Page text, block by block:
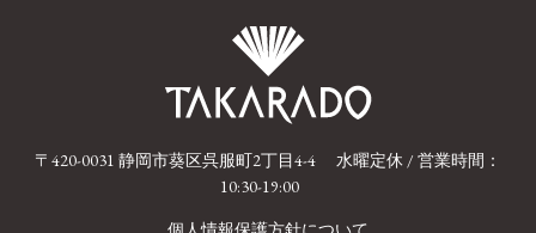
〒420-0031 静岡市葵区呉服町2丁目4-4
水曜定休 / 営業時間：
10:30-19:00